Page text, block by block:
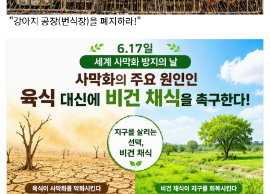
"강아지 공장(번식장)을 폐지하라!"